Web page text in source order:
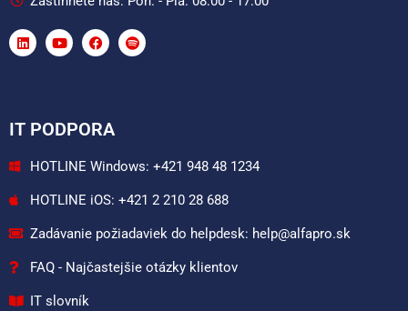
IT PODPORA
HOTLINE Windows: +421 948 48 1234
HOTLINE iOS: +421 2 210 28 688
Zadávanie požiadaviek do helpdesk: help@alfapro.sk
FAQ - Najčastejšie otázky klientov
IT slovník